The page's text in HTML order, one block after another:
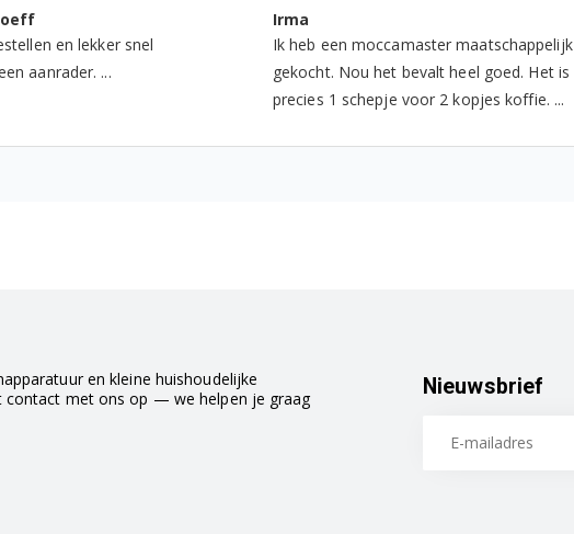
en lekker snel
aanrader. ...
Irma
Ik heb een moccamaster maatschappelijk
gekocht. Nou het bevalt heel goed. Het is
precies 1 schepje voor 2 kopjes koffie. ...
en kleine huishoudelijke
contact met ons op — we helpen je graag
Nieuwsbrief